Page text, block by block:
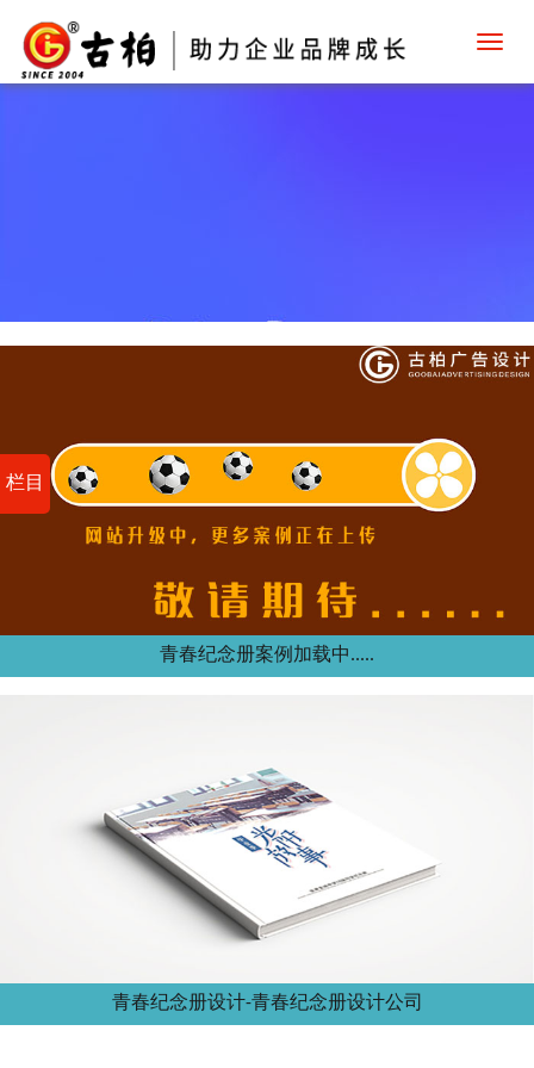
栏目
青春纪念册案例加载中.....
青春纪念册设计-青春纪念册设计公司